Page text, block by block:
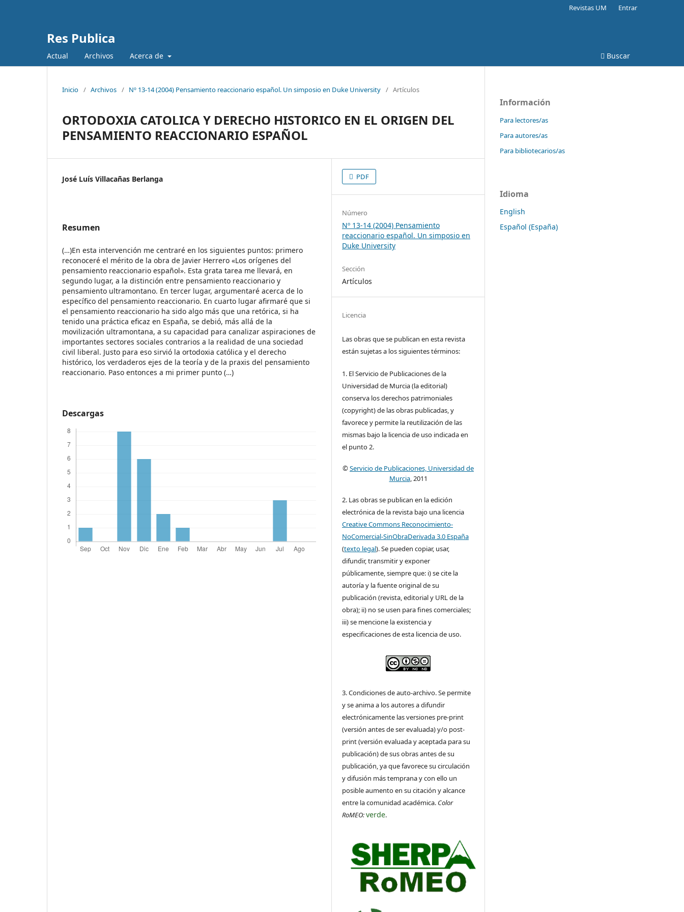
Res Publica
Actual Archivos Acerca de Buscar
Revistas UM Entrar
Inicio / Archivos / Nº 13-14 (2004) Pensamiento reaccionario español. Un simposio en Duke University / Artículos
ORTODOXIA CATOLICA Y DERECHO HISTORICO EN EL ORIGEN DEL
PENSAMIENTO REACCIONARIO ESPAÑOL
José Luís Villacañas Berlanga
Resumen
(…)En esta intervención me centraré en los siguientes puntos: primero
reconoceré el mérito de la obra de Javier Herrero «Los orígenes del
pensamiento reaccionario español». Esta grata tarea me llevará, en
segundo lugar, a la distinción entre pensamiento reaccionario y
pensamiento ultramontano. En tercer lugar, argumentaré acerca de lo
específico del pensamiento reaccionario. En cuarto lugar afirmaré que si
el pensamiento reaccionario ha sido algo más que una retórica, si ha
tenido una práctica eficaz en España, se debió, más allá de la
movilización ultramontana, a su capacidad para canalizar aspiraciones de
importantes sectores sociales contrarios a la realidad de una sociedad
civil liberal. Justo para eso sirvió la ortodoxia católica y el derecho
histórico, los verdaderos ejes de la teoría y de la praxis del pensamiento
reaccionario. Paso entonces a mi primer punto (…)
Descargas
PDF
Número
Nº 13-14 (2004) Pensamiento
reaccionario español. Un simposio en
Duke University
Sección
Artículos
Licencia
Las obras que se publican en esta revista
están sujetas a los siguientes términos:
1. El Servicio de Publicaciones de la
Universidad de Murcia (la editorial)
conserva los derechos patrimoniales
(copyright) de las obras publicadas, y
favorece y permite la reutilización de las
mismas bajo la licencia de uso indicada en
el punto 2.
©Servicio de Publicaciones, Universidad de
Murcia, 2011
2. Las obras se publican en la edición
electrónica de la revista bajo una licencia
Creative Commons Reconocimiento-
NoComercial-SinObraDerivada 3.0 España
(texto legal). Se pueden copiar, usar,
difundir, transmitir y exponer
públicamente, siempre que: i) se cite la
autoría y la fuente original de su
publicación (revista, editorial y URL de la
obra); ii) no se usen para fines comerciales;
iii) se mencione la existencia y
especificaciones de esta licencia de uso.
3. Condiciones de auto-archivo. Se permite
y se anima a los autores a difundir
electrónicamente las versiones pre-print
(versión antes de ser evaluada) y/o post-
print (versión evaluada y aceptada para su
publicación) de sus obras antes de su
publicación, ya que favorece su circulación
y difusión más temprana y con ello un
posible aumento en su citación y alcance
entre la comunidad académica. Color
RoMEO:verde.
Información
Para lectores/as
Para autores/as
Para bibliotecarios/as
Idioma
English
Español (España)